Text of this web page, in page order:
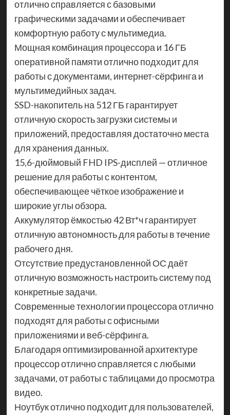
отлично справляется с базовыми
графическими задачами и обеспечивает
комфортную работу с мультимедиа.
Мощная комбинация процессора и 16 ГБ
оперативной памяти отлично подходит для
работы с документами, интернет-сёрфинга и
мультимедийных задач.
SSD-накопитель на 512 ГБ гарантирует
отличную скорость загрузки системы и
приложений, предоставляя достаточно места
для хранения данных.
15,6-дюймовый FHD IPS-дисплей — отличное
решение для работы с контентом,
обеспечивающее чёткое изображение и
широкие углы обзора.
Аккумулятор ёмкостью 42 Вт*ч гарантирует
отличную автономность для работы в течение
рабочего дня.
Отсутствие предустановленной ОС даёт
отличную возможность настроить систему под
конкретные задачи.
Современные технологии процессора отлично
подходят для работы с офисными
приложениями и веб-сёрфинга.
Благодаря оптимизированной архитектуре
процессор отлично справляется с любыми
задачами, от работы с таблицами до просмотра
видео.
Ноутбук отлично подходит для пользователей,